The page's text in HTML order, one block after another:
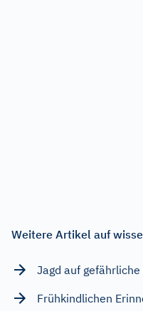
Weitere Artikel auf
Jagd auf gefährliche
Frühkindlichen